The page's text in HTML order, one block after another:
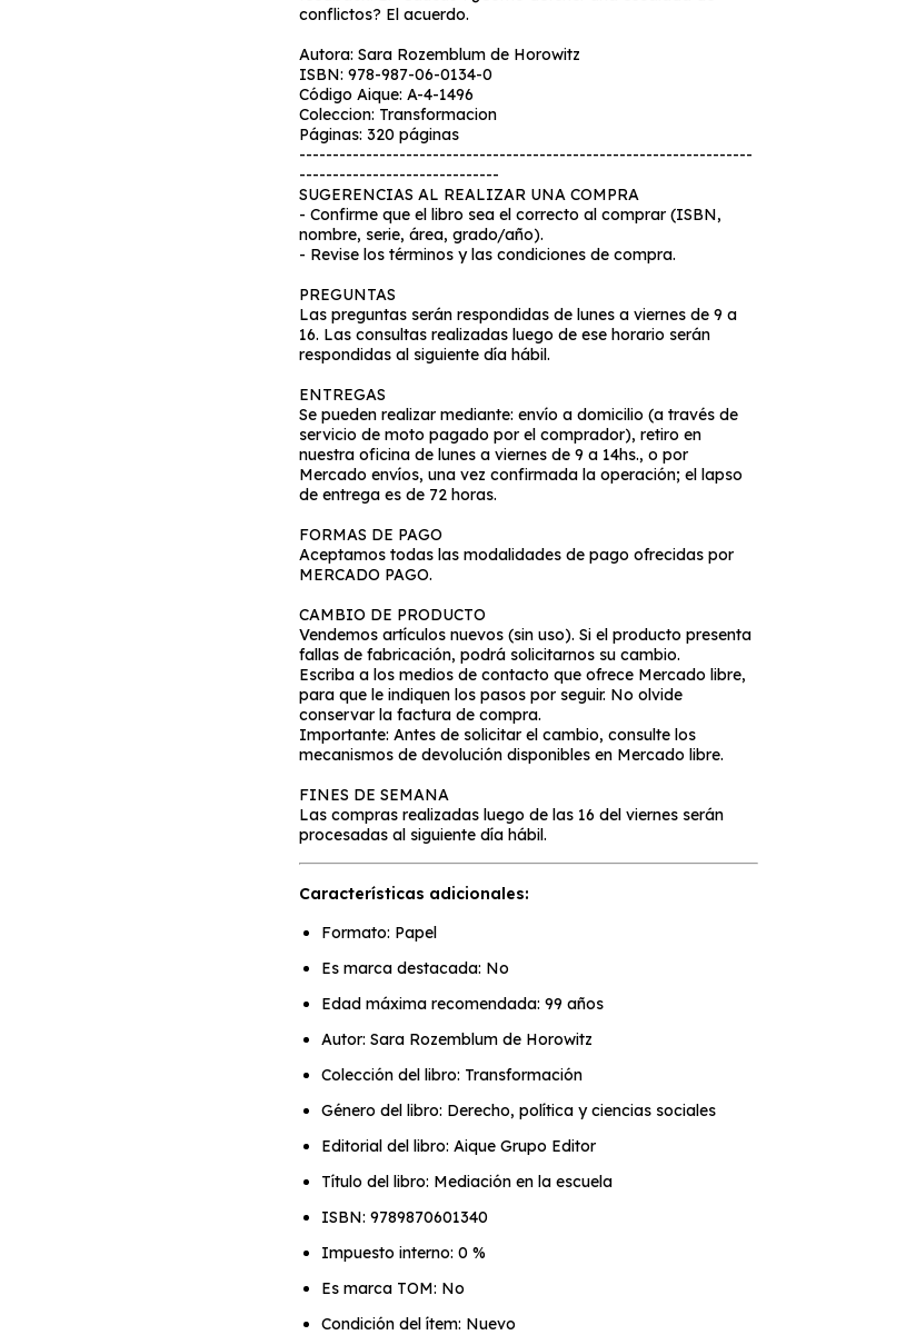
conflictos? El acuerdo.
Autora: Sara Rozemblum de Horowitz
ISBN: 978-987-06-0134-0
Código Aique: A-4-1496
Coleccion: Transformacion
Páginas: 320 páginas
--------------------------------------------------------------------
------------------------------
SUGERENCIAS AL REALIZAR UNA COMPRA
- Confirme que el libro sea el correcto al comprar (ISBN,
nombre, serie, área, grado/año).
- Revise los términos y las condiciones de compra.
PREGUNTAS
Las preguntas serán respondidas de lunes a viernes de 9 a
16. Las consultas realizadas luego de ese horario serán
respondidas al siguiente día hábil.
ENTREGAS
Se pueden realizar mediante: envío a domicilio (a través de
servicio de moto pagado por el comprador), retiro en
nuestra oficina de lunes a viernes de 9 a 14hs., o por
Mercado envíos, una vez confirmada la operación; el lapso
de entrega es de 72 horas.
FORMAS DE PAGO
Aceptamos todas las modalidades de pago ofrecidas por
MERCADO PAGO.
CAMBIO DE PRODUCTO
Vendemos artículos nuevos (sin uso). Si el producto presenta
fallas de fabricación, podrá solicitarnos su cambio.
Escriba a los medios de contacto que ofrece Mercado libre,
para que le indiquen los pasos por seguir. No olvide
conservar la factura de compra.
Importante: Antes de solicitar el cambio, consulte los
mecanismos de devolución disponibles en Mercado libre.
FINES DE SEMANA
Las compras realizadas luego de las 16 del viernes serán
procesadas al siguiente día hábil.
Características adicionales:
Formato: Papel
Es marca destacada: No
Edad máxima recomendada: 99 años
Autor: Sara Rozemblum de Horowitz
Colección del libro: Transformación
Género del libro: Derecho, política y ciencias sociales
Editorial del libro: Aique Grupo Editor
Título del libro: Mediación en la escuela
ISBN: 9789870601340
Impuesto interno: 0 %
Es marca TOM: No
Condición del ítem: Nuevo